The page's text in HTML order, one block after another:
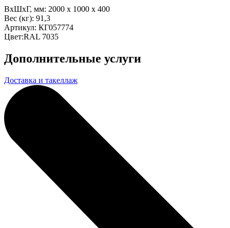
ВхШхГ, мм: 2000 x 1000 x 400
Вес (кг): 91,3
Артикул: КГ057774
Цвет:RAL 7035
Дополнительные услуги
Доставка и такеллаж